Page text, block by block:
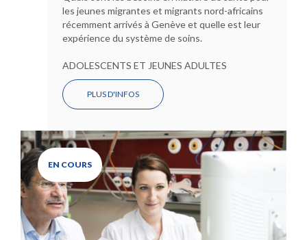
les jeunes migrantes et migrants nord-africains
récemment arrivés à Genève et quelle est leur
expérience du système de soins.
ADOLESCENTS ET JEUNES ADULTES
PLUS D'INFOS
EN COURS